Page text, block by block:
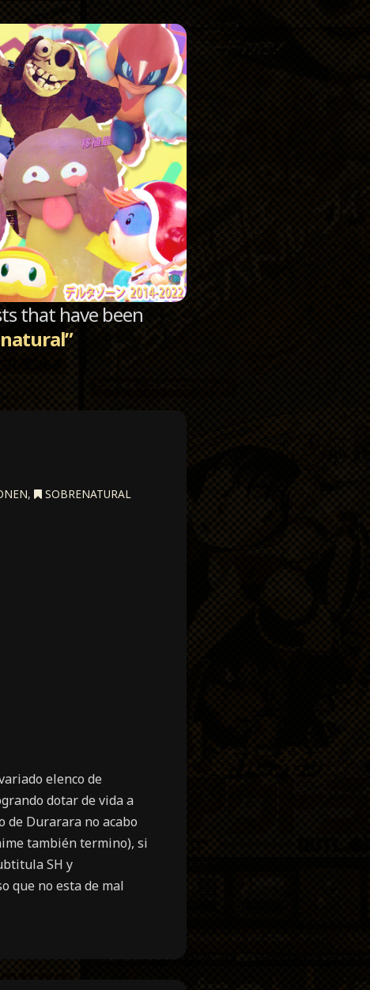
that have been
, SOBRENATURAL
elenco de
dotar de vida a
de Durarara no acabo
también termino), si
SH y
que no esta de mal